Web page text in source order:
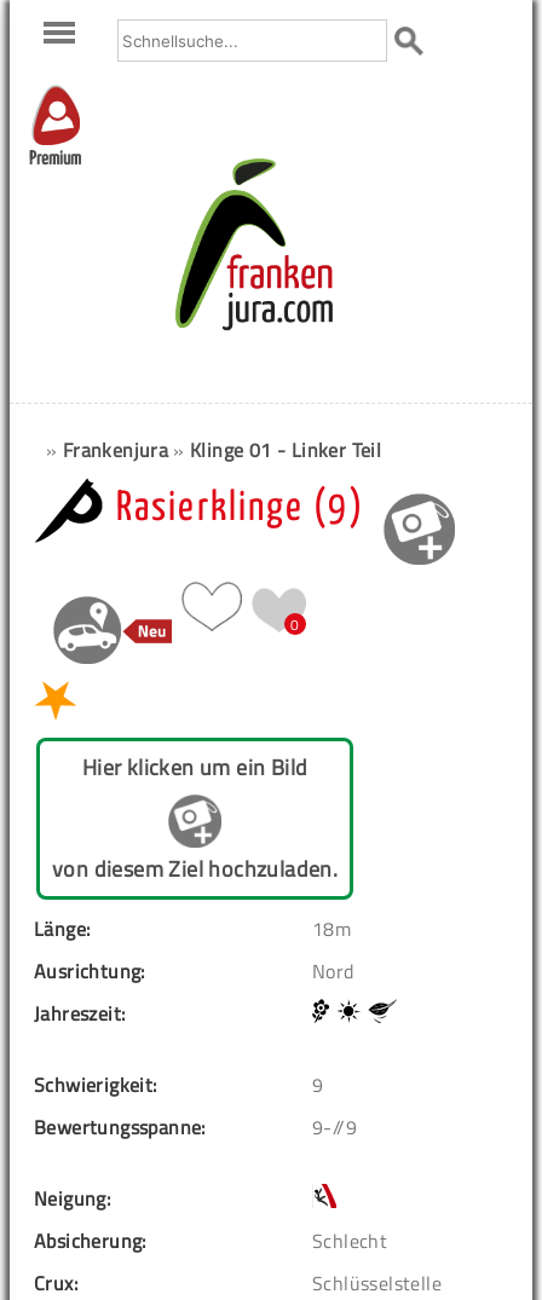
Premium
» Frankenjura» Klinge 01 - Linker Teil
Rasierklinge (9)
0
Hier klicken um ein Bild
von diesem Ziel hochzuladen.
Länge:
18m
Ausrichtung:
Nord
Jahreszeit:
Schwierigkeit:
9
Bewertungsspanne:
9-//9
Neigung:
Absicherung:
Schlecht
Crux:
Schlüsselstelle